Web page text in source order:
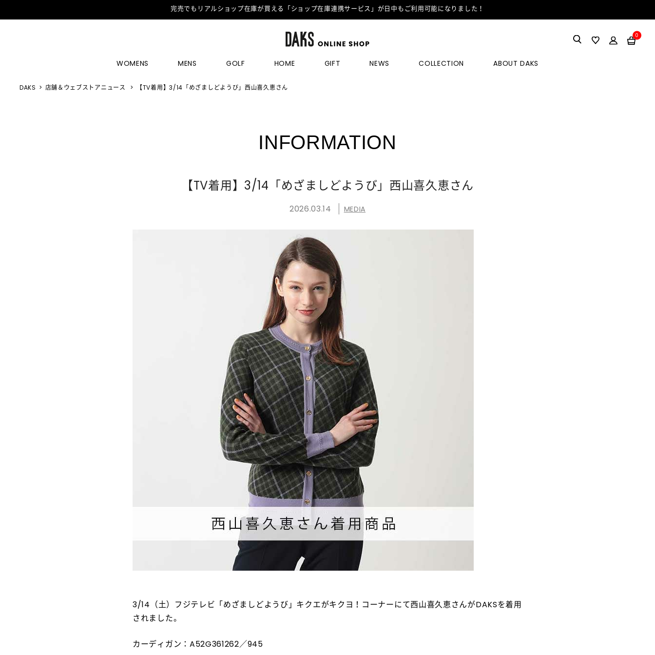
完売でもリアルショップ在庫が買える「ショップ在庫連携サービス」が日中もご利用可能になりました！
0
WOMENS MENS GOLF HOME GIFT NEWS COLLECTION ABOUT DAKS
DAKS 店舗＆ウェブストアニュース 【TV着用】3/14「めざましどようび」西山喜久恵さん
INFORMATION
【TV着用】3/14「めざましどようび」西山喜久恵さん
2026.03.14 MEDIA
3/14（土）フジテレビ「めざましどようび」キクエがキクヨ！コーナーにて西山喜久恵さんがDAKSを着用
されました。
カーディガン：A52G361262／945